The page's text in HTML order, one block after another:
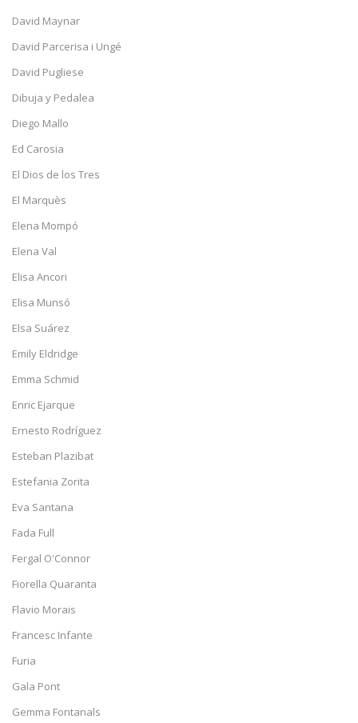
David Maynar
David Parcerisa i Ungé
David Pugliese
Dibuja y Pedalea
Diego Mallo
Ed Carosia
El Dios de los Tres
El Marquès
Elena Mompó
Elena Val
Elisa Ancori
Elisa Munsó
Elsa Suárez
Emily Eldridge
Emma Schmid
Enric Ejarque
Ernesto Rodríguez
Esteban Plazibat
Estefania Zorita
Eva Santana
Fada Full
Fergal O'Connor
Fiorella Quaranta
Flavio Morais
Francesc Infante
Furia
Gala Pont
Gemma Fontanals